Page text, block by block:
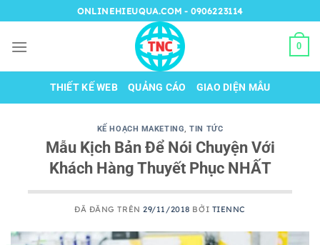
đến
nội
ONLINEHIEUQUA.COM - 0906223114
0
THIẾT KẾ WEB QUẢNG CÁO GIAO DIỆN MẪU
KẾ HOẠCH MAKETING,TIN TỨC
Mẫu Kịch Bản Để Nói Chuyện Với
Khách Hàng Thuyết Phục NHẤT
ĐÃ ĐĂNG TRÊN29/11/2018 BỞI TIENNC